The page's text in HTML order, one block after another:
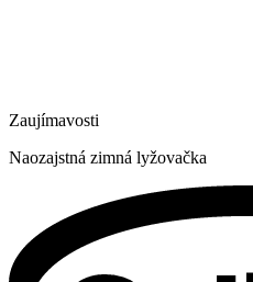
Zaujímavosti
Naozajstná zimná lyžovačka